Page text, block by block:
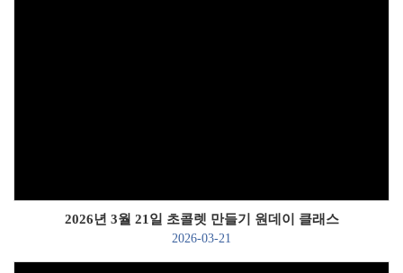
2026년 3월 21일 초콜렛 만들기 원데이 클래스
2026-03-21